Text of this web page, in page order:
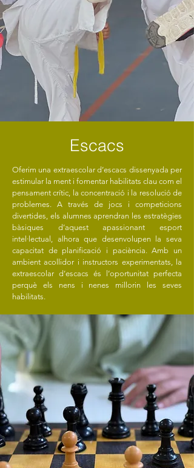
Escacs
Oferim una extraescolar d’escacs dissenyada per
estimular la ment i fomentar habilitats clau com el
pensament crític, la concentració i la resolució de
problemes. A través de jocs i competicions
divertides, els alumnes aprendran les estratègies
bàsiques d’aquest apassionant esport
intel·lectual, alhora que desenvolupen la seva
capacitat de planificació i paciència. Amb un
ambient acollidor i instructors experimentats, la
extraescolar d’escacs és l’oportunitat perfecta
perquè els nens i nenes millorin les seves
habilitats.